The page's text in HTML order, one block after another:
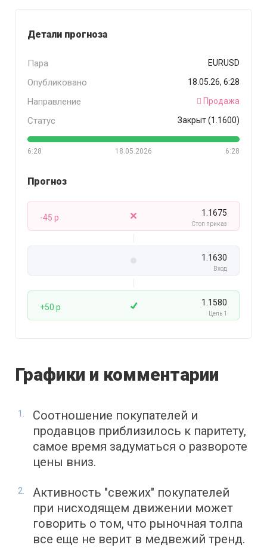
Детали прогноза
Пара EURUSD
Опубликовано 18.05.26, 6:28
Направление Продажа
Статус Закрыт (1.1600)
6:28 6:28
18.05.2026
Прогноз
-45 p 1.1675
Стоп приказ
1.1630
Вход
+50 p 1.1580
Цель 1
Графики и комментарии
Соотношение покупателей и
продавцов приблизилось к паритету,
самое время задуматься о развороте
цены вниз.
Активность "свежих" покупателей
при нисходящем движении может
говорить о том, что рыночная толпа
все еще не верит в медвежий тренд.